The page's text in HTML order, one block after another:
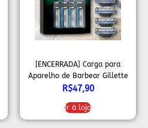
[ENCERRADA] Carga para
Aparelho de Barbear Gillette
Mach3 – Leve 8 Pague 6
R$47,90
Ir à loja